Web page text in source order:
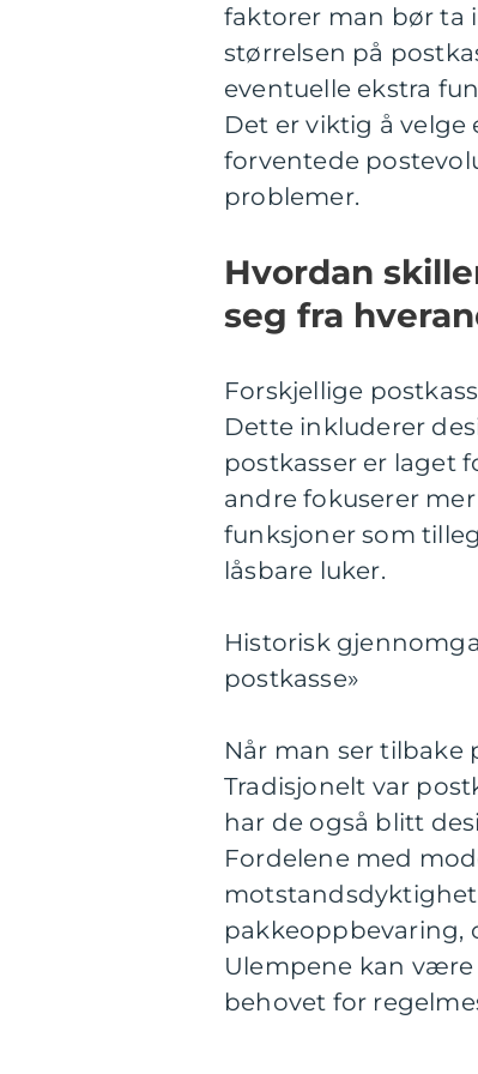
faktorer man bør ta
størrelsen på
eventuelle ekstra
Det er viktig å
forventede
problemer.
Hvordan
seg fra
Forskjellige
Dette inkluderer
postkasser er laget
andre fokuserer
funksjoner som
låsbare luker.
Historisk
postkasse»
Når man ser tilbake
Tradisjonelt var
har de også blitt
Fordelene med
pakkeoppbevaring,
Ulempene kan
behovet for